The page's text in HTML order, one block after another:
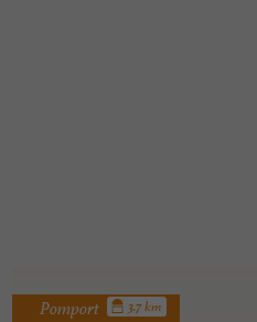
Pomport 3.7 km